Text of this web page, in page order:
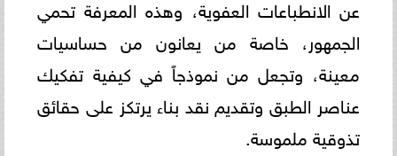
عن الانطباعات العفوية، وهذه المعرفة تحمي
الجمهور، خاصة من يعانون من حساسيات
معينة، وتجعل من نموذجاً في كيفية تفكيك
عناصر الطبق وتقديم نقد بناء يرتكز على حقائق
تذوقية ملموسة.